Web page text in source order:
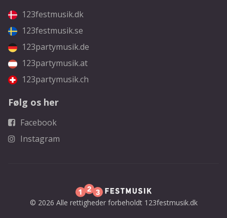
123festmusik.dk
123festmusik.se
123partymusik.de
123partymusik.at
123partymusik.ch
Følg os her
Facebook
Instagram
© 2026 Alle rettigheder forbeholdt 123festmusik.dk